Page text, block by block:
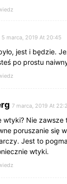
5 marca, 2019 At 20:45
jest i będzie.
po prostu
7 marca, 2019 At
wtyki? Nie zawsze
poruszanie się
Jest to
wtyki.